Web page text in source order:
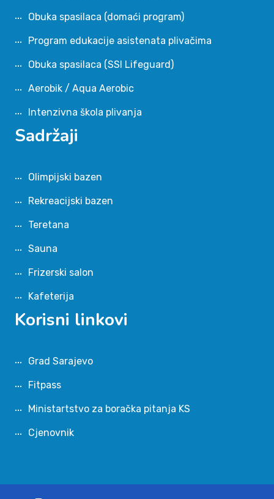
Obuka spasilaca (domaći program)
Program edukacije asistenata plivačima
Obuka spasilaca (SSI Lifeguard)
Aerobik / Aqua Aerobic
Intenzivna škola plivanja
Sadržaji
Olimpijski bazen
Rekreacijski bazen
Teretana
Sauna
Frizerski salon
Kafeterija
Korisni linkovi
Grad Sarajevo
Fitpass
Ministartstvo za boračka pitanja KS
Cjenovnik